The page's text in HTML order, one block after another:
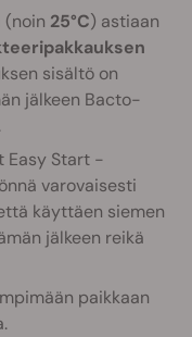
25°C) astiaan
sisältö on
jälkeen Bacto-
Easy Start -
varovaisesti
käyttäen siemen
jälkeen reikä
paikkaan